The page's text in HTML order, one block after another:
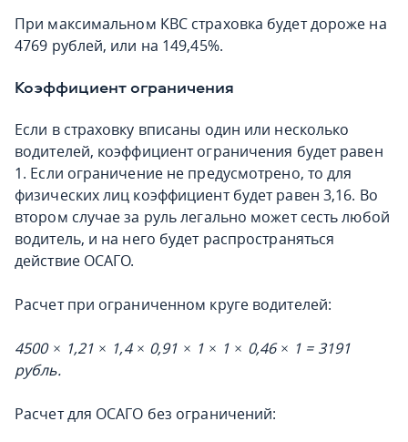
При максимальном КВС страховка будет дороже на
4769 рублей, или на 149,45%.
Коэффициент ограничения
Если в страховку вписаны один или несколько
водителей, коэффициент ограничения будет равен
1. Если ограничение не предусмотрено, то для
физических лиц коэффициент будет равен 3,16. Во
втором случае за руль легально может сесть любой
водитель, и на него будет распространяться
действие ОСАГО.
Расчет при ограниченном круге водителей:
4500 × 1,21 × 1,4 × 0,91 × 1 × 1 × 0,46 × 1 = 3191
рубль.
Расчет для ОСАГО без ограничений: